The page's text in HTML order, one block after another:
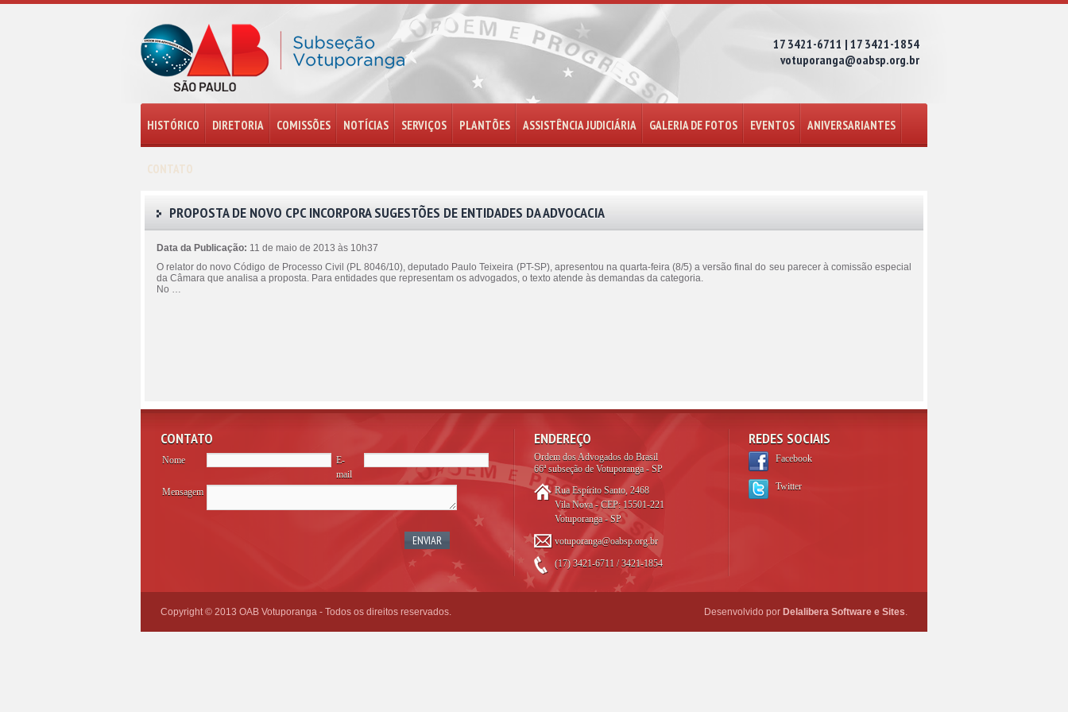
17 3421-6711 | 17 3421-1854
votuporanga@oabsp.org.br
HISTÓRICO DIRETORIA COMISSÕES NOTÍCIAS SERVIÇOS PLANTÕES ASSISTÊNCIA JUDICIÁRIA GALERIA DE FOTOS EVENTOS ANIVERSARIANTES
CONTATO
PROPOSTA DE NOVO CPC INCORPORA SUGESTÕES DE ENTIDADES DA ADVOCACIA
Data da Publicação: 11 de maio de 2013 às 10h37
O relator do novo Código de Processo Civil (PL 8046/10), deputado Paulo Teixeira (PT-SP), apresentou na quarta-feira (8/5) a versão final do seu parecer à comissão especial
da Câmara que analisa a proposta. Para entidades que representam os advogados, o texto atende às demandas da categoria.
No …
CONTATO
Nome
E-
mail
Mensagem
ENDEREÇO
Ordem dos Advogados do Brasil
66ª subseção de Votuporanga - SP
Rua Espírito Santo, 2468
Vila Nova - CEP: 15501-221
Votuporanga - SP
votuporanga@oabsp.org.br
(17) 3421-6711 / 3421-1854
REDES SOCIAIS
Facebook
Twitter
Copyright © 2013 OAB Votuporanga - Todos os direitos reservados. Desenvolvido por Delalibera Software e Sites.